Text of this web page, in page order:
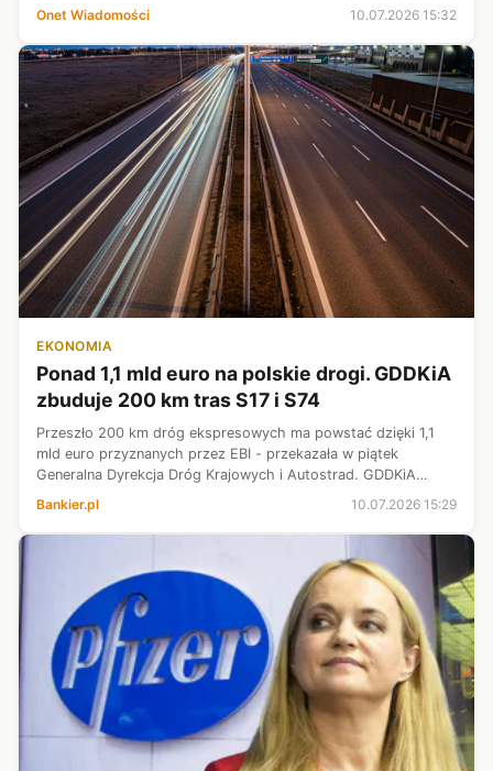
może pogrążyć ich w momencie, kiedy walczą o swoją
Onet Wiadomości 10.07.2026 15:32
EKONOMIA
Ponad 1,1 mld euro na polskie drogi. GDDKiA
zbuduje 200 km tras S17 i S74
Przeszło 200 km dróg ekspresowych ma powstać dzięki 1,1
mld euro przyznanych przez EBI - przekazała w piątek
Generalna Dyrekcja Dróg Krajowych i Autostrad. GDDKiA
Krajowego i Ministerstwem Infrastr...
Bankier.pl 10.07.2026 15:29